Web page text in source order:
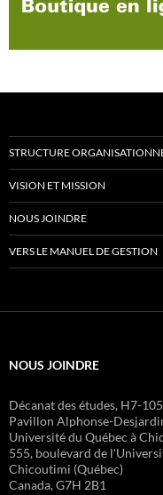
STRUCTURE
VISION ET MISSION
NOUS JOINDRE
VERS LE MANUEL DE GESTION
NOUS JOINDRE
Décanat des études, H7-
Pavillon Alphonse-
Université du Québec à
555, boulevard de
Chicoutimi (Québec)
Canada, G7H 2B1